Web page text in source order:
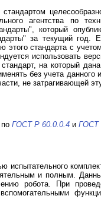
агентства по
который
за текущий
этого стандарта с
использовать
на который
без учета
не затрагивающей
ГОСТ Р 60.0.0.4 и ГОСТ
испытательного
и полным.
робота. При